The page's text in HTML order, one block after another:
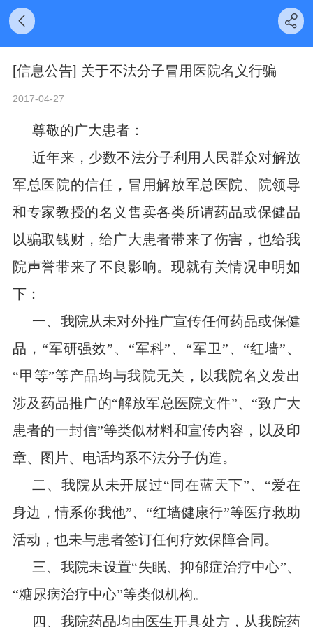
[信息公告] 关于不法分子冒用医院名义行骗
2017-04-27
尊敬的广大患者：
近年来，少数不法分子利用人民群众对解放
军总医院的信任，冒用解放军总医院、院领导
和专家教授的名义售卖各类所谓药品或保健品
以骗取钱财，给广大患者带来了伤害，也给我
院声誉带来了不良影响。现就有关情况申明如
下：
一、我院从未对外推广宣传任何药品或保健
品，“军研强效”、“军科”、“军卫”、“红墙”、
“甲等”等产品均与我院无关，以我院名义发出
涉及药品推广的“解放军总医院文件”、“致广大
患者的一封信”等类似材料和宣传内容，以及印
章、图片、电话均系不法分子伪造。
二、我院从未开展过“同在蓝天下”、“爱在
身边，情系你我他”、“红墙健康行”等医疗救助
活动，也未与患者签订任何疗效保障合同。
三、我院未设置“失眠、抑郁症治疗中心”、
“糖尿病治疗中心”等类似机构。
四 、我院药品均由医生开具处方，从我院药